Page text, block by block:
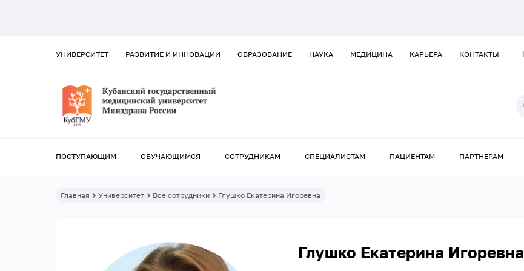
УНИВЕРСИТЕТ РАЗВИТИЕ И ИННОВАЦИИ ОБРАЗОВАНИЕ НАУКА МЕДИЦИНА КАРЬЕРА КОНТАКТЫ
ПОСТУПАЮЩИМ ОБУЧАЮЩИМСЯ СОТРУДНИКАМ СПЕЦИАЛИСТАМ ПАЦИЕНТАМ ПАРТНЕРАМ
Главная Университет Все сотрудники Глушко Екатерина Игоревна
Глушко Екатерина Игоревна